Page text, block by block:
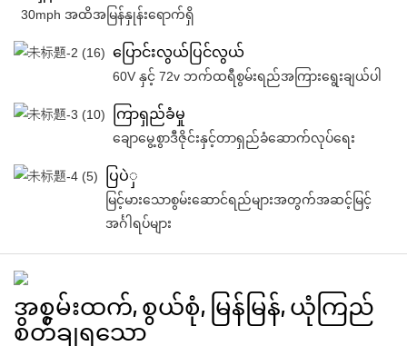
30mph အထိအမြန်နှုန်းရောက်ရှိ
ပြောင်းလွယ်ပြင်လွယ်
60V နှင့် 72v ဘက်ထရီစွမ်းရည်အကြားရွေးချယ်ပါ
ကြာရှည်ခံမှု
ချောမွေ့စွာဒီဇိုင်းနှင့်တာရှည်ခံဆောက်လုပ်ရေး
ပြပဲှ
မြင့်မားသောစွမ်းဆောင်ရည်များအတွက်အဆင့်မြင့်
အင်္ဂါရပ်များ
အစွမ်းထက်, စွယ်စုံ, မြန်မြန်, ယုံကြည်
စိတ်ချရသော